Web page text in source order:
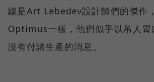
線是Art Lebedev設計師們的傑作
Optimus一樣，他們似乎以吊人胃
沒有付諸生產的消息。